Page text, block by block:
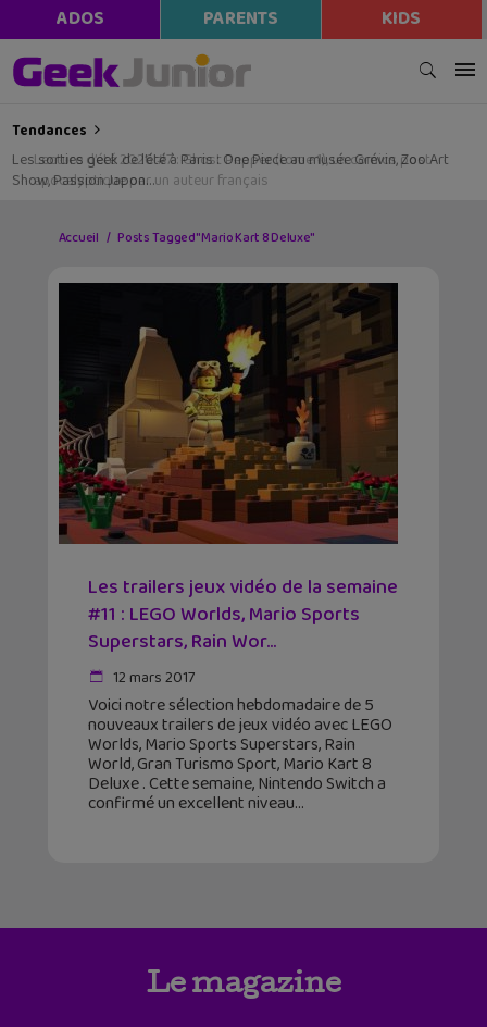
ADOS PARENTS KIDS
Tendances
Les sorties geek de l’été à Paris : One Piece au musée Grévin, Zoo Art
Show, Passion Japon…
Accueil Posts Tagged "Mario Kart 8 Deluxe"
Les trailers jeux vidéo de la semaine
#11 : LEGO Worlds, Mario Sports
Superstars, Rain Wor...
12 mars 2017
Voici notre sélection hebdomadaire de 5
nouveaux trailers de jeux vidéo avec LEGO
Worlds, Mario Sports Superstars, Rain
World, Gran Turismo Sport, Mario Kart 8
Deluxe . Cette semaine, Nintendo Switch a
confirmé un excellent niveau
Le magazine